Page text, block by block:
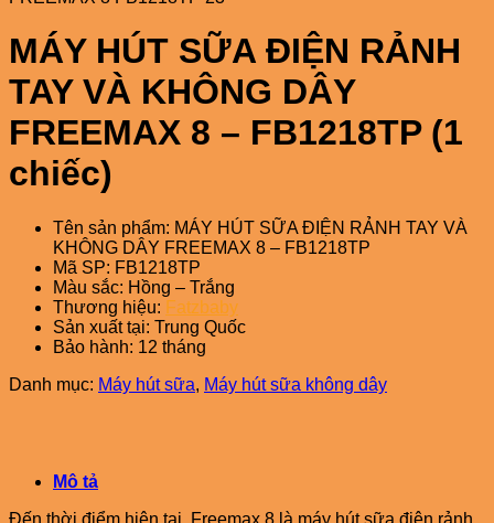
MÁY HÚT SỮA ĐIỆN RẢNH
TAY VÀ KHÔNG DÂY
FREEMAX 8 – FB1218TP (1
chiếc)
Tên sản phẩm: MÁY HÚT SỮA ĐIỆN RẢNH TAY VÀ
KHÔNG DÂY FREEMAX 8 – FB1218TP
Mã SP: FB1218TP
Màu sắc: Hồng – Trắng
Thương hiệu: Fatzbaby
Sản xuất tại: Trung Quốc
Bảo hành: 12 tháng
Danh mục: Máy hút sữa, Máy hút sữa không dây
Mô tả
Đến thời điểm hiện tại, Freemax 8 là máy hút sữa điện rảnh